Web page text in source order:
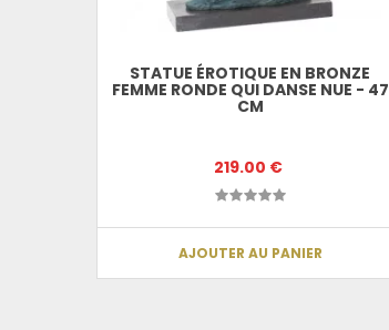
STATUE ÉROTIQUE EN BRONZE
FEMME RONDE QUI DANSE NUE - 47
CM
219.00 €
AJOUTER AU PANIER